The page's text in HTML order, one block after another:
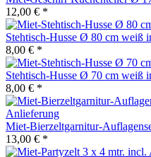
12,00 € *
Stehtisch-Husse Ø 80 cm weiß
8,00 € *
Stehtisch-Husse Ø 70 cm weiß
8,00 € *
Miet-Bierzeltgarnitur-
13,00 € *